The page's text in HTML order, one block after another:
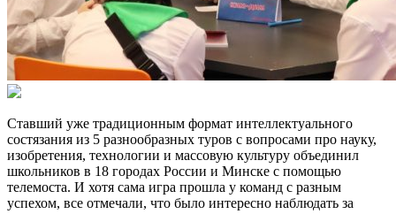
Ставший уже традиционным формат интеллектуального
состязания из 5 разнообразных туров с вопросами про науку,
изобретения, технологии и массовую культуру объединил
школьников в 18 городах России и Минске с помощью
телемоста. И хотя сама игра прошла у команд с разным
успехом, все отмечали, что было интересно наблюдать за